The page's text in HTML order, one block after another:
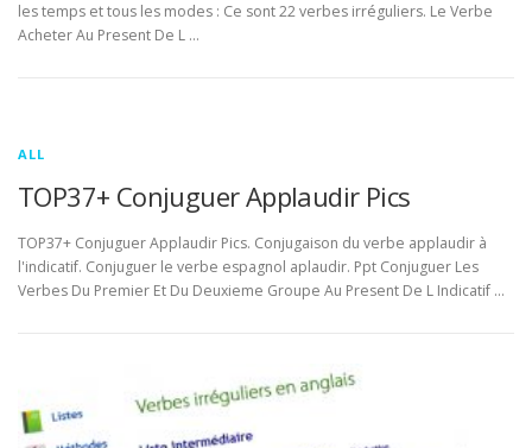
les temps et tous les modes : Ce sont 22 verbes irréguliers. Le Verbe
Acheter Au Present De L …
ALL
TOP37+ Conjuguer Applaudir Pics
TOP37+ Conjuguer Applaudir Pics. Conjugaison du verbe applaudir à
l'indicatif. Conjuguer le verbe espagnol aplaudir. Ppt Conjuguer Les
Verbes Du Premier Et Du Deuxieme Groupe Au Present De L Indicatif …